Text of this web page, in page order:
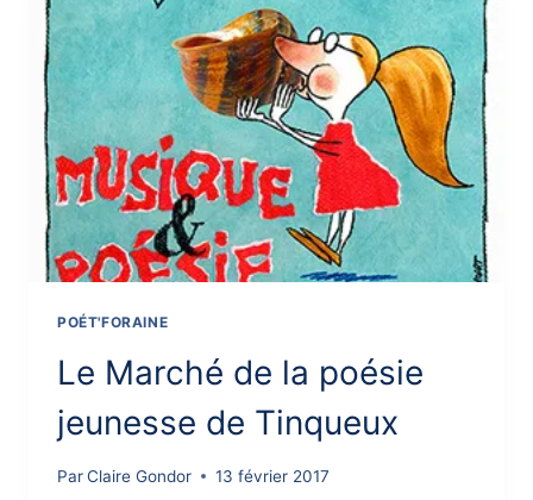
POÉT'FORAINE
Le Marché de la poésie
jeunesse de Tinqueux
ParClaire Gondor 13 février 2017